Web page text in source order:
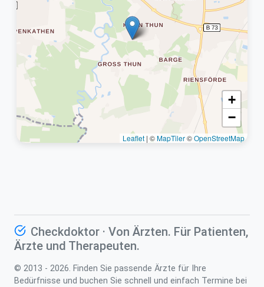
+
−
Leaflet | ©MapTiler©OpenStreetMap
Checkdoktor · Von Ärzten. Für Patienten,
Ärzte und Therapeuten.
© 2013 - 2026. Finden Sie passende Ärzte für Ihre
Bedürfnisse und buchen Sie schnell und einfach Termine bei